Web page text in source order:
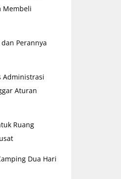
Membeli
dan Perannya
Administrasi
Aturan
Ruang
Dua Hari